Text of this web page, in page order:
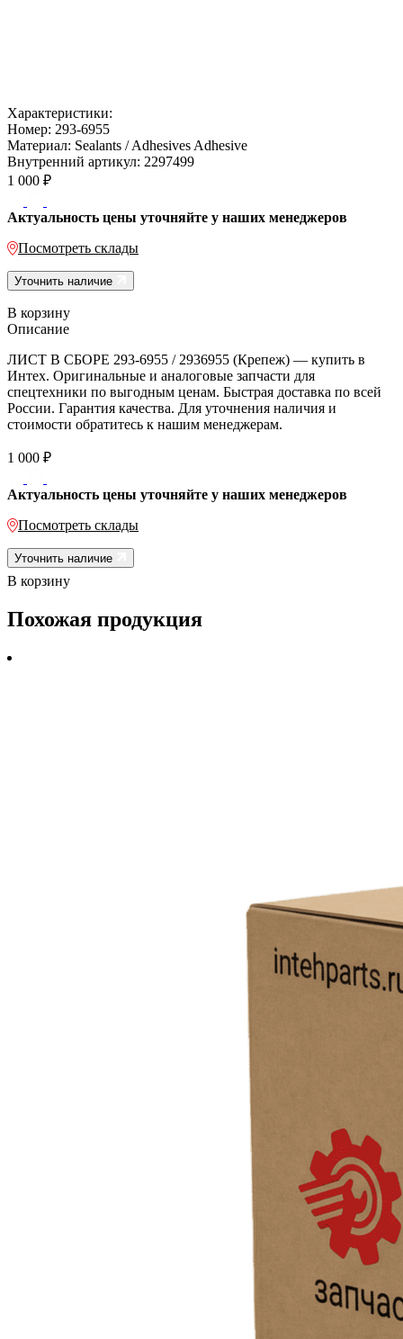
Характеристики:
Номер: 293-6955
Материал: Sealants / Adhesives Adhesive
Внутренний артикул: 2297499
1 000 ₽
Актуальность цены уточняйте у наших менеджеров
Посмотреть склады
Уточнить наличие
В корзину
Описание
ЛИСТ В СБОРЕ 293-6955 / 2936955 (Крепеж) — купить в
Интех. Оригинальные и аналоговые запчасти для
спецтехники по выгодным ценам. Быстрая доставка по всей
России. Гарантия качества. Для уточнения наличия и
стоимости обратитесь к нашим менеджерам.
1 000 ₽
Актуальность цены уточняйте у наших менеджеров
Посмотреть склады
Уточнить наличие
В корзину
Похожая продукция